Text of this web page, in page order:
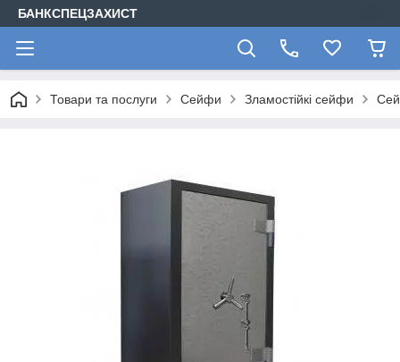
БАНКСПЕЦЗАХИСТ
Товари та послуги Сейфи Зламостійкі сейфи